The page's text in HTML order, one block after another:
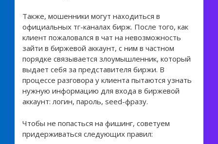
Также, мошенники могут находиться в
официальных тг-каналах бирж. После того, как
клиент пожаловался в чат на невозможность
зайти в биржевой аккаунт, с ним в частном
порядке связывается злоумышленник, который
выдает себя за представителя биржи. В
процессе разговора у клиента пытаются узнать
нужную информацию для входа в биржевой
аккаунт: логин, пароль, seed-фразу.
Чтобы не попасться на фишинг, советуем
придерживаться следующих правил: